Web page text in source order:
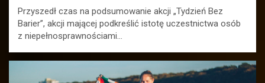
Przyszedł czas na podsumowanie akcji „Tydzień Bez
Barier”, akcji mającej podkreślić istotę uczestnictwa osób
z niepełnosprawnościami…